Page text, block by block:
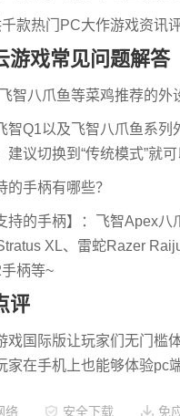
款热门PC大作游戏资讯
游戏常见问题解答
智八爪鱼等菜鸡推荐的外
智Q1以及飞智八爪鱼系列
建议切换到“传统模式”就
的手柄有哪些？
持的手柄】：飞智Apex
XL、雷蛇Razer
柄等~
评
戏国际版让玩家们无门槛
家在手机上也能够体验pc
络 安全下载 免